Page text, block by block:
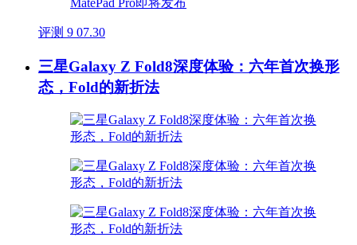
评测 9 07.30
三星Galaxy Z Fold8深度体验：六年首次换形
态，Fold的新折法